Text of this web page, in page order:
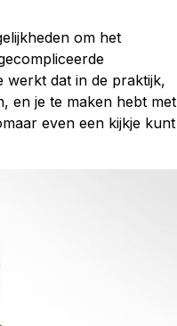
om het
werkt dat in de praktijk,
en je te maken hebt met
even een kijkje kunt